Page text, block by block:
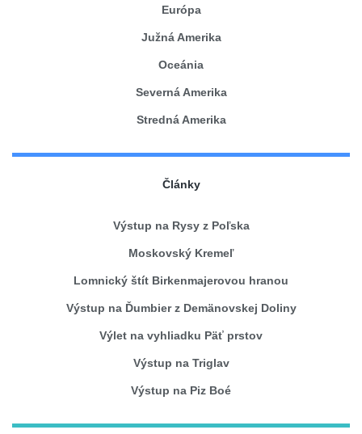
Európa
Južná Amerika
Oceánia
Severná Amerika
Stredná Amerika
Články
Výstup na Rysy z Poľska
Moskovský Kremeľ
Lomnický štít Birkenmajerovou hranou
Výstup na Ďumbier z Demänovskej Doliny
Výlet na vyhliadku Päť prstov
Výstup na Triglav
Výstup na Piz Boé